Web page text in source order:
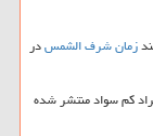
زمان شرف الشمسدر
کم سواد منتشر شده